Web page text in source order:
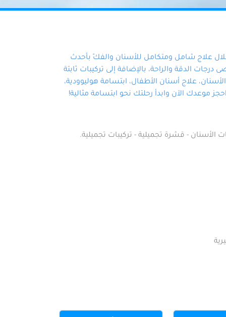
علاج شامل ومتكامل للأسنان والفكّ بأحدث
الدقة والراحة، بالإضافة إلى تركيبات ثابتة
علاج أسنان الأطفال، ابتسامة هوليوودية،
موعدك الآن وابدأ رحلتك نحو ابتسامة مثالية!
الأسنان - قشرة تجميلية - تركيبات تجميلية.